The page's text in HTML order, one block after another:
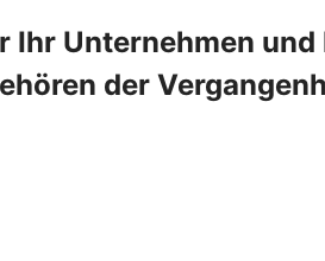
Unternehmen
der